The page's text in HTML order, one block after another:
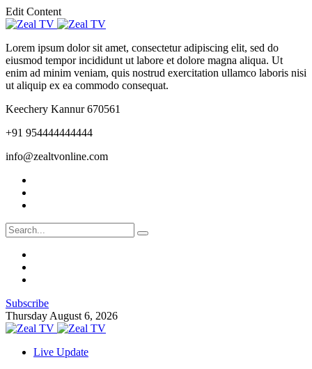
Edit Content
Lorem ipsum dolor sit amet, consectetur adipiscing elit, sed do
eiusmod tempor incididunt ut labore et dolore magna aliqua. Ut
enim ad minim veniam, quis nostrud exercitation ullamco laboris nisi
ut aliquip ex ea commodo consequat.
Keechery Kannur 670561
+91 954444444444
info@zealtvonline.com
Subscribe
Thursday August 6, 2026
Live Update